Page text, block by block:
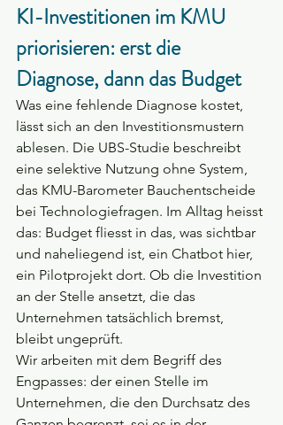
KI-Investitionen im KMU
priorisieren: erst die
Diagnose, dann das Budget
Was eine fehlende Diagnose kostet,
lässt sich an den Investitionsmustern
ablesen. Die UBS-Studie beschreibt
eine selektive Nutzung ohne System,
das KMU-Barometer Bauchentscheide
bei Technologiefragen. Im Alltag heisst
das: Budget fliesst in das, was sichtbar
und naheliegend ist, ein Chatbot hier,
ein Pilotprojekt dort. Ob die Investition
an der Stelle ansetzt, die das
Unternehmen tatsächlich bremst,
bleibt ungeprüft.
Wir arbeiten mit dem Begriff des
Engpasses: der einen Stelle im
Unternehmen, die den Durchsatz des